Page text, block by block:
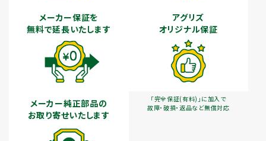
メーカー保証を
無料で延長いたします
アグリズ
オリジナル保証
「完全保証(有料)」に加入で
故障・破損・返品など無償対応
メーカー純正部品の
お取り寄せいたします